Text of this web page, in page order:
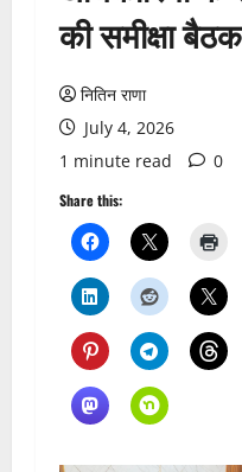
की समीक्षा बैठक
नितिन राणा
July 4, 2026
1 minute read
0
Share this: